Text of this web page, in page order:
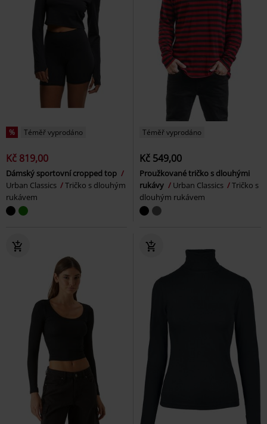
% Téměř vyprodáno
Kč 819,00
Dámský sportovní cropped top
Urban Classics
Tričko s dlouhým
rukávem
Téměř vyprodáno
Kč 549,00
Proužkované tričko s dlouhými
rukávy
Urban Classics
Tričko s
dlouhým rukávem